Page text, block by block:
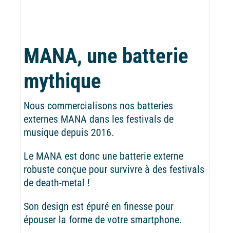
MANA, une batterie
mythique
Nous commercialisons nos batteries
externes MANA dans les festivals de
musique depuis 2016.
Le MANA est donc une batterie externe
robuste conçue pour survivre à des festivals
de death-metal !
Son design est épuré en finesse pour
épouser la forme de votre smartphone.